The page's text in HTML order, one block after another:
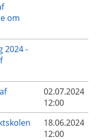
om
2024 -
02.07.2024
12:00
18.06.2024
12:00